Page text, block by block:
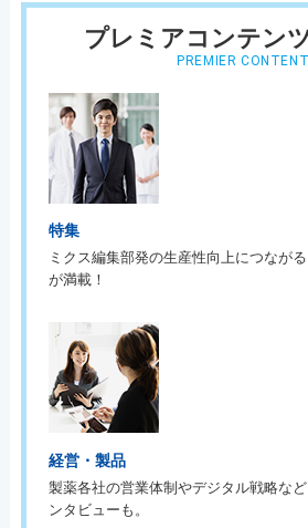
プレミアコンテン
PREMIER
特集
ミクス編集部発の生産性向上につなが
が満載！
経営・製品
製薬各社の営業体制やデジタル戦略な
ンタビューも。